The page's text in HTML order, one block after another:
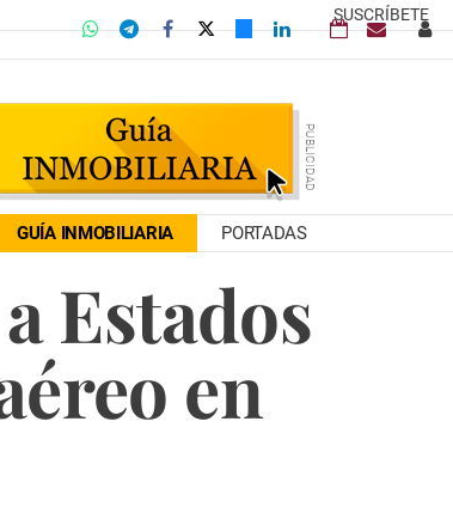
SUSCRÍBETE
GUÍA INMOBILIARIA PORTADAS
Estados
en